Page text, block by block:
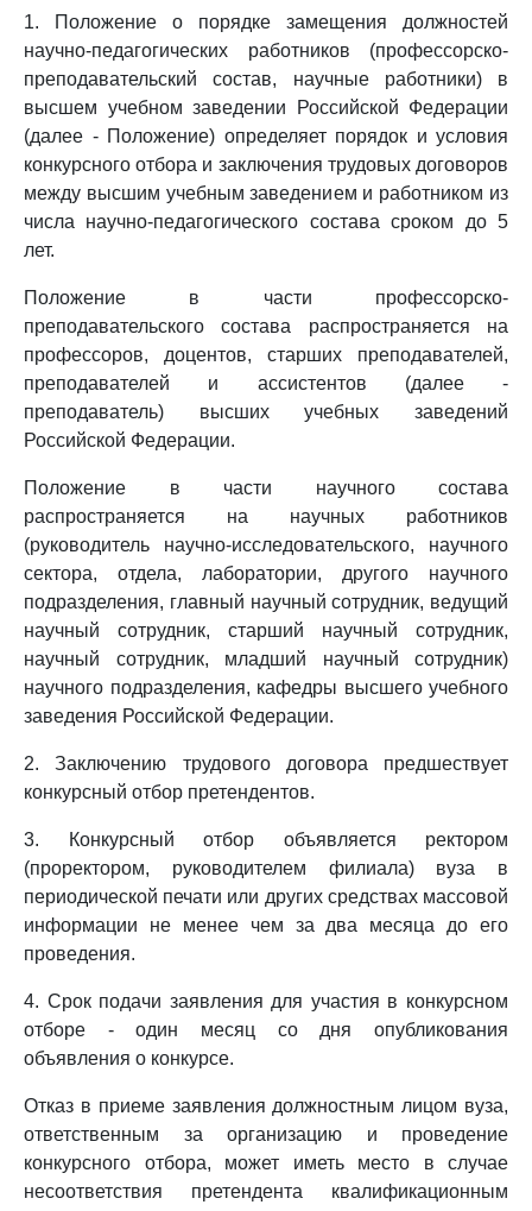
1. Положение о порядке замещения должностей
научно-педагогических работников (профессорско-
преподавательский состав, научные работники) в
высшем учебном заведении Российской Федерации
(далее - Положение) определяет порядок и условия
конкурсного отбора и заключения трудовых договоров
между высшим учебным заведением и работником из
числа научно-педагогического состава сроком до 5
лет.
Положение в части профессорско-
преподавательского состава распространяется на
профессоров, доцентов, старших преподавателей,
преподавателей и ассистентов (далее -
преподаватель) высших учебных заведений
Российской Федерации.
Положение в части научного состава
распространяется на научных работников
(руководитель научно-исследовательского, научного
сектора, отдела, лаборатории, другого научного
подразделения, главный научный сотрудник, ведущий
научный сотрудник, старший научный сотрудник,
научный сотрудник, младший научный сотрудник)
научного подразделения, кафедры высшего учебного
заведения Российской Федерации.
2. Заключению трудового договора предшествует
конкурсный отбор претендентов.
3. Конкурсный отбор объявляется ректором
(проректором, руководителем филиала) вуза в
периодической печати или других средствах массовой
информации не менее чем за два месяца до его
проведения.
4. Срок подачи заявления для участия в конкурсном
отборе - один месяц со дня опубликования
объявления о конкурсе.
Отказ в приеме заявления должностным лицом вуза,
ответственным за организацию и проведение
конкурсного отбора, может иметь место в случае
несоответствия претендента квалификационным